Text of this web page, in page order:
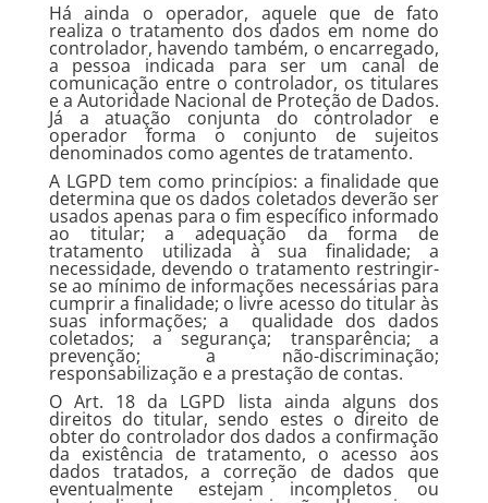
Há ainda o operador, aquele que de fato
realiza o tratamento dos dados em nome do
controlador, havendo também, o encarregado,
a pessoa indicada para ser um canal de
comunicação entre o controlador, os titulares
e a Autoridade Nacional de Proteção de Dados.
Já a atuação conjunta do controlador e
operador forma o conjunto de sujeitos
denominados como agentes de tratamento.
A LGPD tem como princípios: a finalidade que
determina que os dados coletados deverão ser
usados apenas para o fim específico informado
ao titular; a adequação da forma de
tratamento utilizada à sua finalidade; a
necessidade, devendo o tratamento restringir-
se ao mínimo de informações necessárias para
cumprir a finalidade; o livre acesso do titular às
suas informações; a qualidade dos dados
coletados; a segurança; transparência; a
prevenção; a não-discriminação;
responsabilização e a prestação de contas.
O Art. 18 da LGPD lista ainda alguns dos
direitos do titular, sendo estes o direito de
obter do controlador dos dados a confirmação
da existência de tratamento, o acesso aos
dados tratados, a correção de dados que
eventualmente estejam incompletos ou